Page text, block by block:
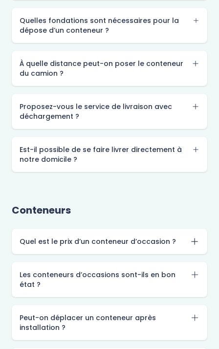
Quelles fondations sont nécessaires pour la
dépose d’un conteneur ?
À quelle distance peut-on poser le conteneur
du camion ?
Proposez-vous le service de livraison avec
déchargement ?
Est-il possible de se faire livrer directement à
notre domicile ?
Conteneurs
Quel est le prix d’un conteneur d’occasion ?
Les conteneurs d’occasions sont-ils en bon
état ?
Peut-on déplacer un conteneur après
installation ?